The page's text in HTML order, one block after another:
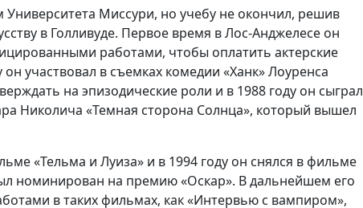
Университета Миссури, но учебу не окончил, решив
в Голливуде. Первое время в Лос-Анджелесе он
работами, чтобы оплатить актерские
участвовал в съемках комедии «Ханк» Лоуренса
на эпизодические роли и в 1988 году он сыграл
Николича «Темная сторона Солнца», который вышел
«Тельма и Луиза» и в 1994 году он снялся в фильме
номинирован на премию «Оскар». В дальнейшем его
в таких фильмах, как «Интервью с вампиром»,